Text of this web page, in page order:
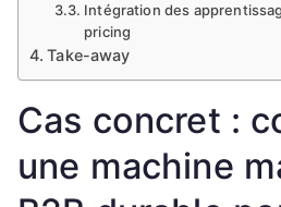
Intégration des
pricing
Take-away
Cas concret :
une machine